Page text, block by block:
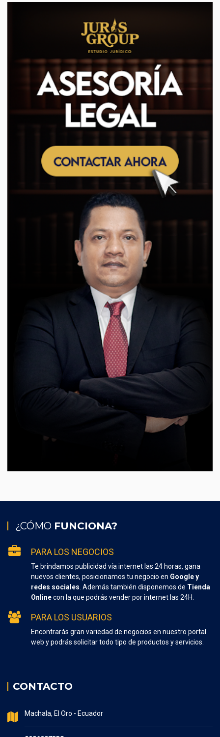
¿CÓMO FUNCIONA?
PARA LOS NEGOCIOS
Te brindamos publicidad vía internet las 24 horas, gana
nuevos clientes, posicionamos tu negocio en Google y
redes sociales . Además también disponemos de Tienda
Onlinecon la que podrás vender por internet las 24H.
PARA LOS USUARIOS
Encontrarás gran variedad de negocios en nuestro portal
web y podrás solicitar todo tipo de productos y servicios.
CONTACTO
Machala, El Oro - Ecuador